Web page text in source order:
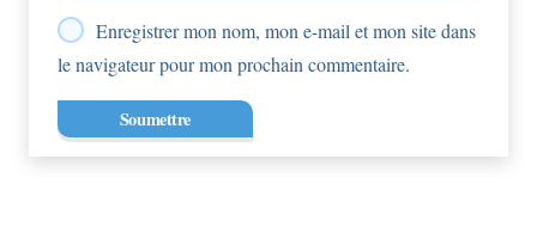
Enregistrer mon nom, mon e-mail et mon site dans
le navigateur pour mon prochain commentaire.